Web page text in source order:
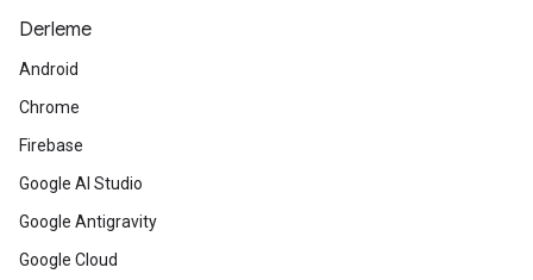
Derleme
Android
Chrome
Firebase
Google AI Studio
Google Antigravity
Google Cloud